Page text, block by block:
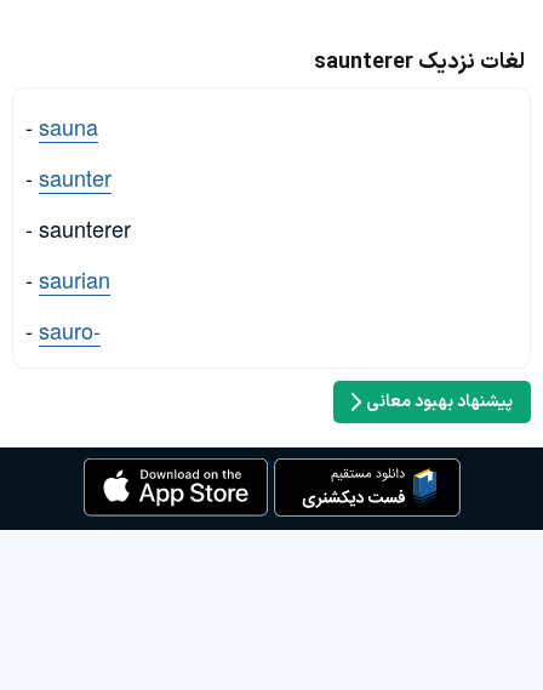
لغات نزدیک saunterer
-sauna
-saunter
- saunterer
-saurian
-sauro-
پیشنهاد بهبود معانی